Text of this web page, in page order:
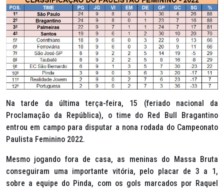
Na tarde da última terça-feira, 15 (feriado nacional da
Proclamação da República), o time do Red Bull Bragantino
entrou em campo para disputar a nona rodada do Campeonato
Paulista Feminino 2022.
Mesmo jogando fora de casa, as meninas do Massa Bruta
conseguiram uma importante vitória, pelo placar de 3 a 1,
sobre a equipe do Pinda, com os gols marcados por Raquel